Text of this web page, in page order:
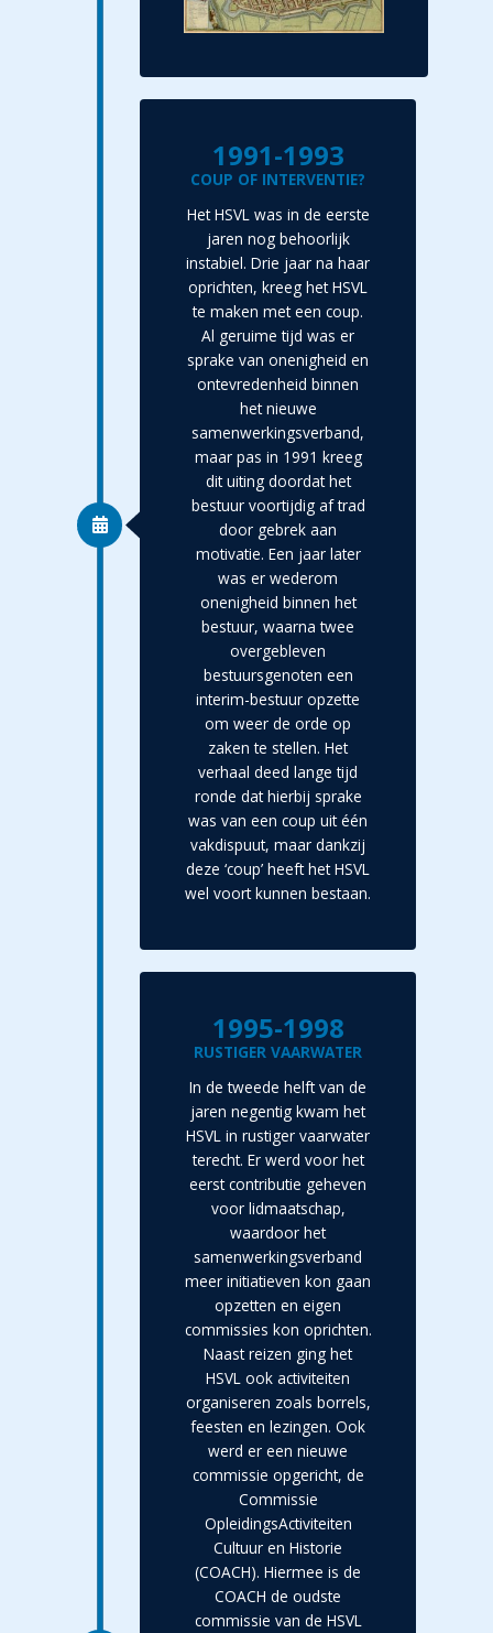
1991-1993
COUP OF INTERVENTIE?
Het HSVL was in de eerste
jaren nog behoorlijk
instabiel. Drie jaar na haar
oprichten, kreeg het HSVL
te maken met een coup.
Al geruime tijd was er
sprake van onenigheid en
ontevredenheid binnen
het nieuwe
samenwerkingsverband,
maar pas in 1991 kreeg
dit uiting doordat het
bestuur voortijdig af trad
door gebrek aan
motivatie. Een jaar later
was er wederom
onenigheid binnen het
bestuur, waarna twee
overgebleven
bestuursgenoten een
interim-bestuur opzette
om weer de orde op
zaken te stellen. Het
verhaal deed lange tijd
ronde dat hierbij sprake
was van een coup uit één
vakdispuut, maar dankzij
deze ‘coup’ heeft het HSVL
wel voort kunnen bestaan.
1995-1998
RUSTIGER VAARWATER
In de tweede helft van de
jaren negentig kwam het
HSVL in rustiger vaarwater
terecht. Er werd voor het
eerst contributie geheven
voor lidmaatschap,
waardoor het
samenwerkingsverband
meer initiatieven kon gaan
opzetten en eigen
commissies kon oprichten.
Naast reizen ging het
HSVL ook activiteiten
organiseren zoals borrels,
feesten en lezingen. Ook
werd er een nieuwe
commissie opgericht, de
Commissie
OpleidingsActiviteiten
Cultuur en Historie
(COACH). Hiermee is de
COACH de oudste
commissie van de HSVL